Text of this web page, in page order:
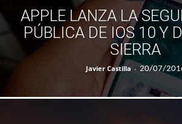
APPLE LANZA LA
PÚBLICA DE IOS 10 Y
SIERRA
Javier Castilla - 20/07/